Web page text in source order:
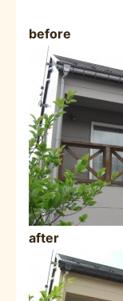
before
after